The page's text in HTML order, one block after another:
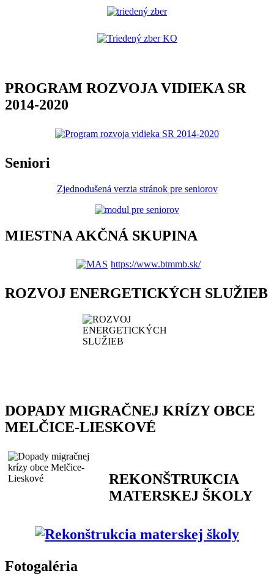
PROGRAM ROZVOJA VIDIEKA SR
2014-2020
Seniori
Zjednodušená verzia stránok pre seniorov
MIESTNA AKČNÁ SKUPINA
https://www.btmmb.sk/
ROZVOJ ENERGETICKÝCH SLUŽIEB
DOPADY MIGRAČNEJ KRÍZY OBCE
MELČICE-LIESKOVÉ
REKONŠTRUKCIA
MATERSKEJ ŠKOLY
Fotogaléria